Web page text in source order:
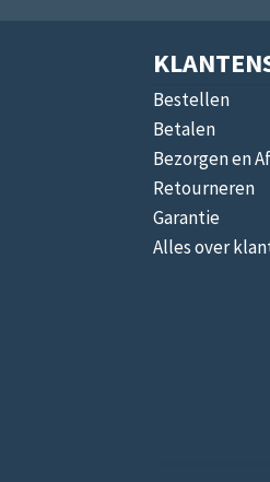
Bestellen
Betalen
Bezorgen en
Retourneren
Garantie
Alles over